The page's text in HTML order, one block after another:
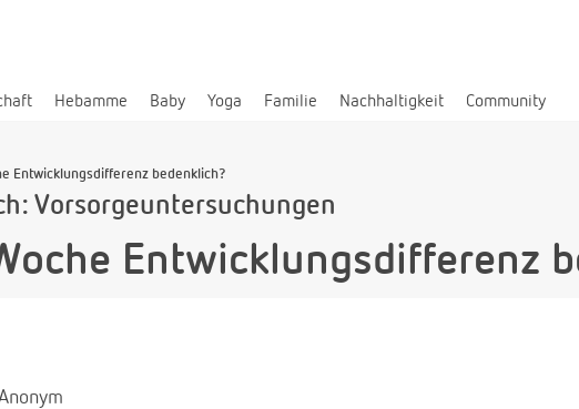
Hebamme Baby Yoga Familie Nachhaltigkeit Community
Entwicklungsdifferenz bedenklich?
Vorsorgeuntersuchungen
Entwicklungsdifferenz